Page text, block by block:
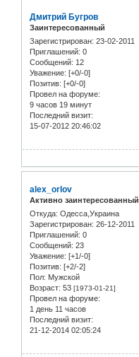
Дмитрий Бугров
Заинтересованный
Зарегистрирован: 23-02-2011
Приглашений: 0
Сообщений: 12
Уважение: [+0/-0]
Позитив: [+0/-0]
Провел на форуме:
9 часов 19 минут
Последний визит:
15-07-2012 20:46:02
alex_orlov
Активно заинтересованный
Откуда: Одесса,Украина
Зарегистрирован: 26-12-2011
Приглашений: 0
Сообщений: 23
Уважение: [+1/-0]
Позитив: [+2/-2]
Пол: Мужской
Возраст: 53 [1973-01-21]
Провел на форуме:
1 день 11 часов
Последний визит:
21-12-2014 02:05:24